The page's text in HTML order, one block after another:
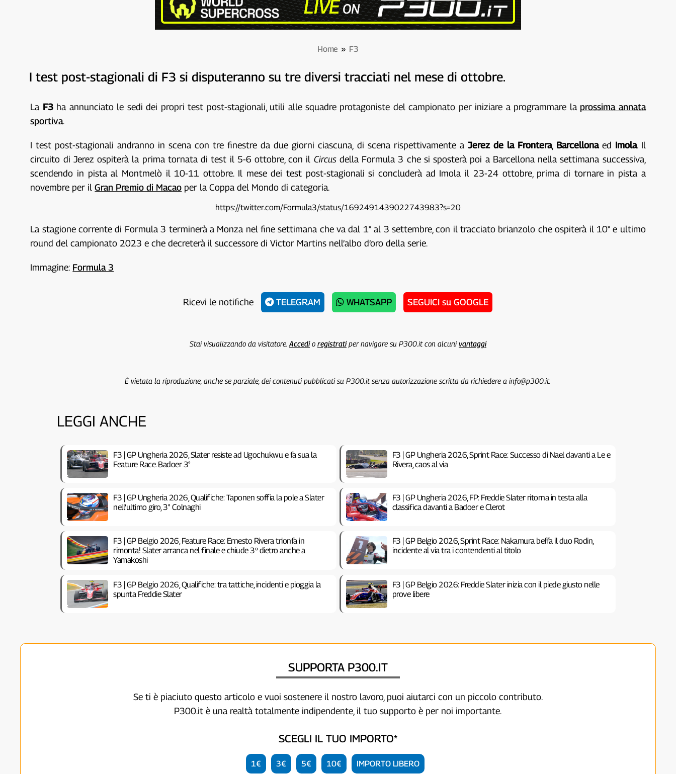
Home » F3
I test post-stagionali di F3 si disputeranno su tre diversi tracciati nel mese di ottobre.
La F3ha annunciato le sedi dei propri test post-stagionali, utili alle squadre protagoniste del campionato per iniziare a programmare la prossima annata
sportiva.
I test post-stagionali andranno in scena con tre finestre da due giorni ciascuna, di scena rispettivamente a Jerez de la Frontera, Barcellonaed Imola. Il
circuito di Jerez ospiterà la prima tornata di test il 5-6 ottobre, con il Circusdella Formula 3 che si sposterà poi a Barcellona nella settimana successiva,
scendendo in pista al Montmelò il 10-11 ottobre. Il mese dei test post-stagionali si concluderà ad Imola il 23-24 ottobre, prima di tornare in pista a
novembre per ilGran Premio di Macao per la Coppa del Mondo di categoria.
https://twitter.com/Formula3/status/1692491439022743983?s=20
La stagione corrente di Formula 3 terminerà a Monza nel fine settimana che va dal 1° al 3 settembre, con il tracciato brianzolo che ospiterà il 10° e ultimo
round del campionato 2023 e che decreterà il successore di Victor Martins nell’albo d’oro della serie.
Immagine: Formula 3
Ricevi le notifiche TELEGRAM WHATSAPP SEGUICI su GOOGLE
Stai visualizzando da visitatore. Accedio registratiper navigare su P300.it con alcunivantaggi
È vietata la riproduzione, anche se parziale, dei contenuti pubblicati su P300.it senza autorizzazione scritta da richiedere a info@p300.it.
LEGGI ANCHE
F3 | GP Ungheria 2026, Slater resiste ad Ugochukwu e fa sua la
Feature Race. Badoer 3°
F3 | GP Ungheria 2026, Sprint Race: Successo di Nael davanti a Le e
Rivera, caos al via
F3 | GP Ungheria 2026, Qualifiche: Taponen soffia la pole a Slater
nell’ultimo giro, 3° Colnaghi
F3 | GP Ungheria 2026, FP: Freddie Slater ritorna in testa alla
classifica davanti a Badoer e Clerot
F3 | GP Belgio 2026, Feature Race: Ernesto Rivera trionfa in
rimonta! Slater arranca nel finale e chiude 3º dietro anche a
Yamakoshi
F3 | GP Belgio 2026, Sprint Race: Nakamura beffa il duo Rodin,
incidente al via tra i contendenti al titolo
F3 | GP Belgio 2026, Qualifiche: tra tattiche, incidenti e pioggia la
spunta Freddie Slater
F3 | GP Belgio 2026: Freddie Slater inizia con il piede giusto nelle
prove libere
SUPPORTA P300.IT
Se ti è piaciuto questo articolo e vuoi sostenere il nostro lavoro, puoi aiutarci con un piccolo contributo.
P300.it è una realtà totalmente indipendente, il tuo supporto è per noi importante.
SCEGLI IL TUO IMPORTO*
1€ 3€ 5€ 10€ IMPORTO LIBERO